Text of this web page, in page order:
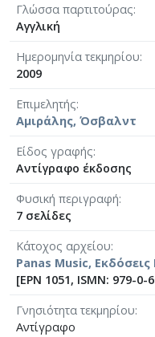
Γλώσσα παρτιτούρας
Αγγλική
Ημερομηνία τεκμηρίου
2009
Επιμελητής
Αμιράλης, Όσβαλντ
Είδος γραφής
Αντίγραφο έκδοσης
Φυσική περιγραφή
7 σελίδες
Κάτοχος αρχείου
Panas Music,
[ΕΡΝ 1051, ISMN: 979-0-
Γνησιότητα τεκμηρίου
Αντίγραφο